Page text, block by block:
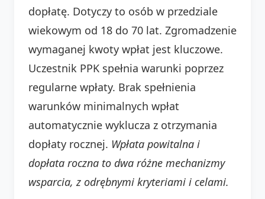
dopłatę. Dotyczy to osób w przedziale
wiekowym od 18 do 70 lat. Zgromadzenie
wymaganej kwoty wpłat jest kluczowe.
Uczestnik PPK spełnia warunki poprzez
regularne wpłaty. Brak spełnienia
warunków minimalnych wpłat
automatycznie wyklucza z otrzymania
dopłaty rocznej. Wpłata powitalna i
dopłata roczna to dwa różne mechanizmy
wsparcia, z odrębnymi kryteriami i celami.